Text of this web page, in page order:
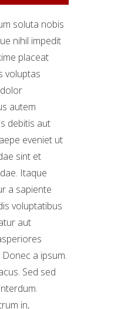
soluta nobis
nihil impedit
placeat
voluptas
autem
debitis aut
eveniet ut
sint et
Itaque
a sapiente
voluptatibus
aut
a ipsum.
Sed sed
in,